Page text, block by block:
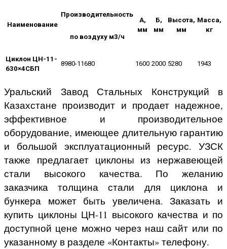
Наименование
Производительность
по воздуху м3/ч
А,
мм
Б,
мм
Высота,
мм
Масса,
кг
Циклон ЦН-11-
630×4СБП
8980-11680 1600 2000 5280 1943
Уральский Завод Стальных Конструкций в
Казахстане производит и продает надежное,
эффективное и производительное
оборудование, имеющее длительную гарантию
и большой эксплуатационный ресурс. УЗСК
также предлагает циклоны из нержавеющей
стали высокого качества. По желанию
заказчика толщина стали для циклона и
бункера может быть увеличена. Заказать и
купить циклоны ЦН-11 высокого качества и по
доступной цене можно через наш сайт или по
указанному в разделе «Контакты» телефону.